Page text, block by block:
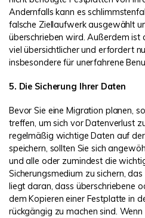
Andernfalls kann es
falsche Ziellaufwerk ausgewählt
überschrieben wird. Außerdem ist
viel übersichtlicher und erfordert
insbesondere für unerfahrene
5. Die Sicherung Ihrer Daten
Bevor Sie eine Migration planen,
treffen, um sich vor Datenverlust
regelmäßig wichtige Daten auf
speichern, sollten Sie sich
und alle oder zumindest die
Sicherungsmedium zu sichern,
liegt daran, dass überschriebene
dem Kopieren einer Festplatte in
rückgängig zu machen sind.